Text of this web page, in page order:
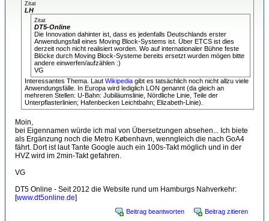
Zitat
LH
Zitat
DT5-Online
Die Innovation dahinter ist, dass es jedenfalls Deutschlands erster
Anwendungsfall eines Moving Block-Systems ist. Über ETCS ist dies
derzeit noch nicht realisiert worden. Wo auf internationaler Bühne feste
Blöcke durch Moving Block-Systeme bereits ersetzt wurden mögen bitte
andere einwerfen/aufzählen :)
VG
Interessantes Thema. Laut Wikipedia gibt es tatsächlich noch nicht allzu viele
Anwendungsfälle. In Europa wird lediglich LON genannt (da gleich an
mehreren Stellen: U-Bahn: Jubiläumslinie, Nördliche Linie, Teile der
Unterpflasterlinien; Hafenbecken Leichtbahn; Elizabeth-Linie).
Moin,
bei Eigennamen würde ich mal von Übersetzungen absehen... Ich biete
als Ergänzung noch die Metro København, wenngleich die nach GoA4
fährt. Dort ist laut Tante Google auch ein 100s-Takt möglich und in der
HVZ wird im 2min-Takt gefahren.
VG
DT5 Online - Seit 2012 die Website rund um Hamburgs Nahverkehr:
[www.dt5online.de]
Beitrag beantworten Beitrag zitieren